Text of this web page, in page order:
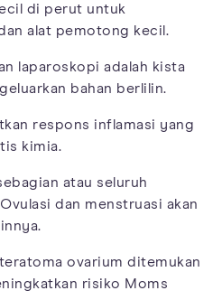
di perut untuk
alat pemotong kecil.
laparoskopi adalah kista
bahan berlilin.
respons inflamasi yang
kimia.
atau seluruh
dan menstruasi akan
ovarium ditemukan
risiko Moms